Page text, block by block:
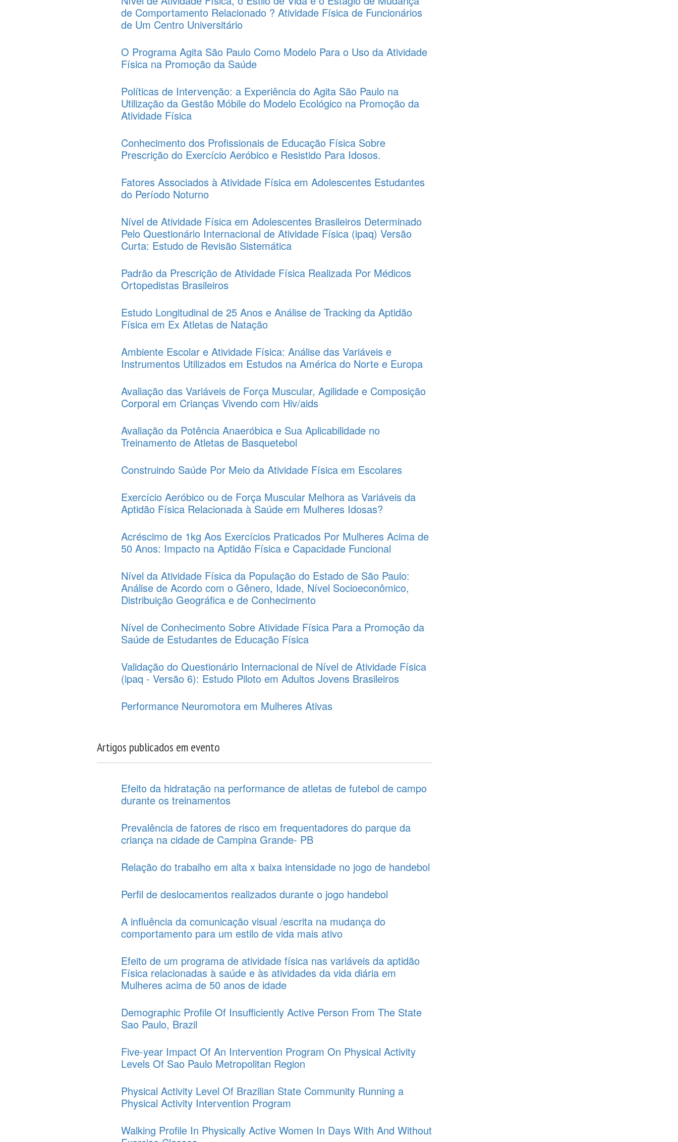
de Comportamento Relacionado ? Atividade Física de Funcionários
de Um Centro Universitário
O Programa Agita São Paulo Como Modelo Para o Uso da Atividade
Física na Promoção da Saúde
Políticas de Intervenção: a Experiência do Agita São Paulo na
Utilização da Gestão Móbile do Modelo Ecológico na Promoção da
Atividade Física
Conhecimento dos Profissionais de Educação Física Sobre
Prescrição do Exercício Aeróbico e Resistido Para Idosos.
Fatores Associados à Atividade Física em Adolescentes Estudantes
do Período Noturno
Nível de Atividade Física em Adolescentes Brasileiros Determinado
Pelo Questionário Internacional de Atividade Física (ipaq) Versão
Curta: Estudo de Revisão Sistemática
Padrão da Prescrição de Atividade Física Realizada Por Médicos
Ortopedistas Brasileiros
Estudo Longitudinal de 25 Anos e Análise de Tracking da Aptidão
Física em Ex Atletas de Natação
Ambiente Escolar e Atividade Física: Análise das Variáveis e
Instrumentos Utilizados em Estudos na América do Norte e Europa
Avaliação das Variáveis de Força Muscular, Agilidade e Composição
Corporal em Crianças Vivendo com Hiv/aids
Avaliação da Potência Anaeróbica e Sua Aplicabilidade no
Treinamento de Atletas de Basquetebol
Construindo Saúde Por Meio da Atividade Física em Escolares
Exercício Aeróbico ou de Força Muscular Melhora as Variáveis da
Aptidão Física Relacionada à Saúde em Mulheres Idosas?
Acréscimo de 1kg Aos Exercícios Praticados Por Mulheres Acima de
50 Anos: Impacto na Aptidão Física e Capacidade Funcional
Nível da Atividade Física da População do Estado de São Paulo:
Análise de Acordo com o Gênero, Idade, Nível Socioeconômico,
Distribuição Geográfica e de Conhecimento
Nível de Conhecimento Sobre Atividade Física Para a Promoção da
Saúde de Estudantes de Educação Física
Validação do Questionário Internacional de Nível de Atividade Física
(ipaq - Versão 6): Estudo Piloto em Adultos Jovens Brasileiros
Performance Neuromotora em Mulheres Ativas
Artigos publicados em evento
Efeito da hidratação na performance de atletas de futebol de campo
durante os treinamentos
Prevalência de fatores de risco em frequentadores do parque da
criança na cidade de Campina Grande- PB
Relação do trabalho em alta x baixa intensidade no jogo de handebol
Perfil de deslocamentos realizados durante o jogo handebol
A influência da comunicação visual /escrita na mudança do
comportamento para um estilo de vida mais ativo
Efeito de um programa de atividade física nas variáveis da aptidão
Física relacionadas à saúde e às atividades da vida diária em
Mulheres acima de 50 anos de idade
Demographic Profile Of Insufficiently Active Person From The State
Sao Paulo, Brazil
Five-year Impact Of An Intervention Program On Physical Activity
Levels Of Sao Paulo Metropolitan Region
Physical Activity Level Of Brazilian State Community Running a
Physical Activity Intervention Program
Walking Profile In Physically Active Women In Days With And Without